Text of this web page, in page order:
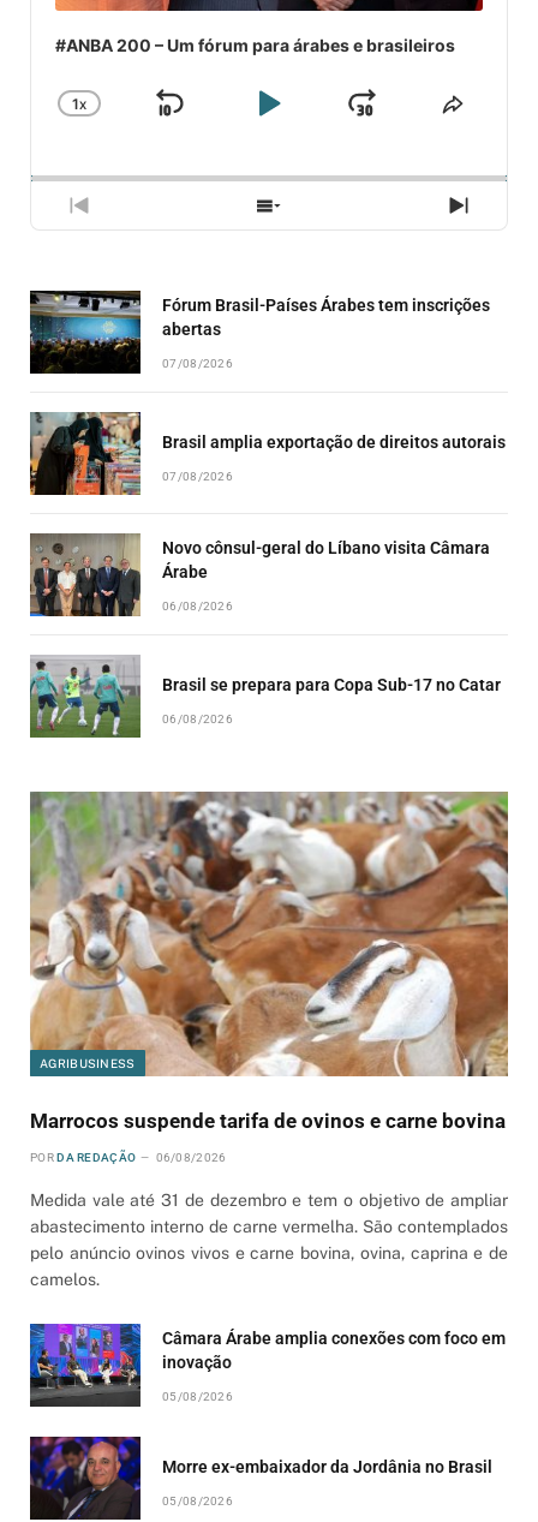
#ANBA 200 – Um fórum para árabes e brasileiros
CHANGE
1X
SKIP
PLAYJUMP
PREVIOUS
EPISODE
SHOW
EPISODES
NEXT
Fórum Brasil-Países Árabes tem inscrições
abertas
07/08/2026
Brasil amplia exportação de direitos autorais
07/08/2026
Novo cônsul-geral do Líbano visita Câmara
Árabe
06/08/2026
Brasil se prepara para Copa Sub-17 no Catar
06/08/2026
AGRIBUSINESS
Marrocos suspende tarifa de ovinos e carne bovina
POR DA REDAÇÃO 06/08/2026
Medida vale até 31 de dezembro e tem o objetivo de ampliar
abastecimento interno de carne vermelha. São contemplados
pelo anúncio ovinos vivos e carne bovina, ovina, caprina e de
camelos.
Câmara Árabe amplia conexões com foco em
inovação
05/08/2026
Morre ex-embaixador da Jordânia no Brasil
05/08/2026